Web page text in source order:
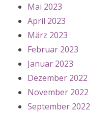
Mai 2023
April 2023
März 2023
Februar 2023
Januar 2023
Dezember 2022
November 2022
September 2022